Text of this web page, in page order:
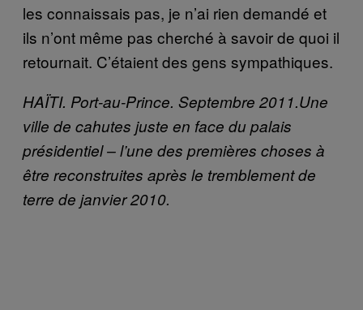
les connaissais pas, je n’ai rien demandé et
ils n’ont même pas cherché à savoir de quoi il
retournait. C’étaient des gens sympathiques.
HAÏTI. Port-au-Prince. Septembre 2011.Une
ville de cahutes juste en face du palais
présidentiel – l’une des premières choses à
être reconstruites après le tremblement de
terre de janvier 2010.